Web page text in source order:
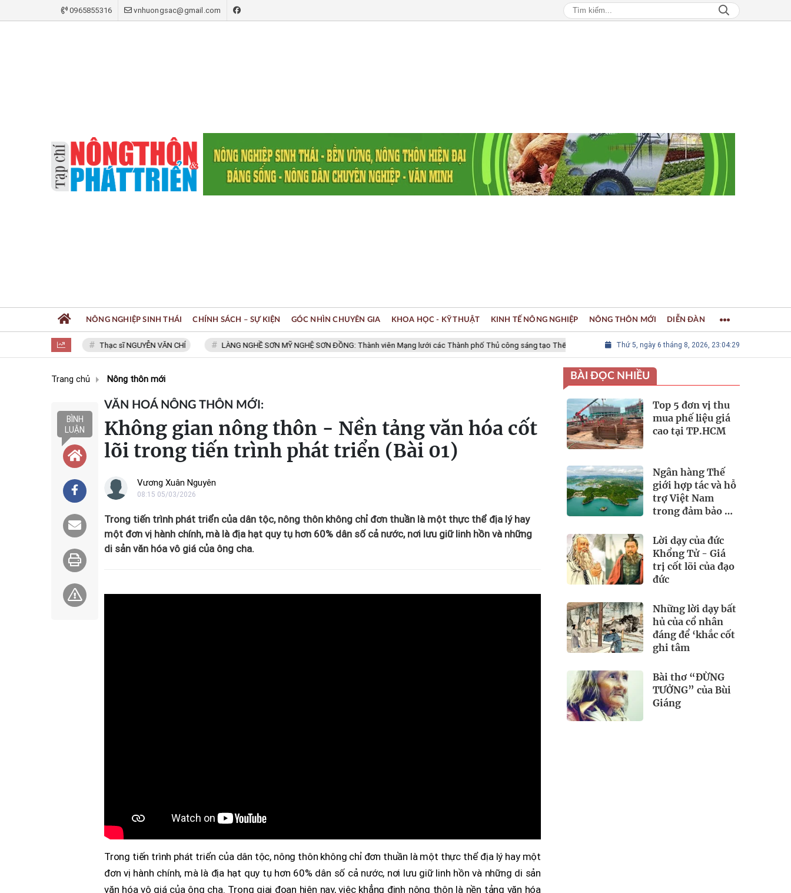
0965855316 vnhuongsac@gmail.com
Thạc sĩ NGUYỄN VĂN CHÍ LÀNG NGHỀ SƠN MỸ NGHỆ SƠN ĐỒNG: Thành viên Mạng lưới các Thành phố Thủ công sáng tạo Thế giới LÀNG NGHỀ KHẢM TRAI, SƠN MÀI CHUYÊN MỸ -
Thứ 5, ngày 6 tháng 8, 2026, 23:04:30
NÔNG NGHIỆP SINH THÁI CHÍNH SÁCH – SỰ KIỆN GÓC NHÌN CHUYÊN GIA KHOA HỌC - KỸ THUẬT KINH TẾ NÔNG NGHIỆP NÔNG THÔN MỚI DIỄN ĐÀN
Trang chủ Nông thôn mới
BÌNH
LUẬN
VĂN HOÁ NÔNG THÔN MỚI:
Không gian nông thôn - Nền tảng văn hóa cốt
lõi trong tiến trình phát triển (Bài 01)
Vương Xuân Nguyên
08:15 05/03/2026
Trong tiến trình phát triển của dân tộc, nông thôn không chỉ đơn thuần là một thực thể địa lý hay
một đơn vị hành chính, mà là địa hạt quy tụ hơn 60% dân số cả nước, nơi lưu giữ linh hồn và những
di sản văn hóa vô giá của ông cha.
Trong tiến trình phát triển của dân tộc, nông thôn không chỉ đơn thuần là một thực thể địa lý hay một
đơn vị hành chính, mà là địa hạt quy tụ hơn 60% dân số cả nước, nơi lưu giữ linh hồn và những di sản
văn hóa vô giá của ông cha. Trong giai đoạn hiện nay, việc khẳng định nông thôn là nền tảng văn hóa
BÀI ĐỌC NHIỀU
Top 5 đơn vị thu
mua phế liệu giá
cao tại TP.HCM
Ngân hàng Thế
giới hợp tác và hỗ
trợ Việt Nam
trong đảm bảo an
Lời dạy của đức
Khổng Tử - Giá
trị cốt lõi của đạo
đức
Những lời dạy bất
hủ của cổ nhân
đáng để ‘khắc cốt
ghi tâm
Bài thơ “ĐỪNG
TƯỞNG” của Bùi
Giáng